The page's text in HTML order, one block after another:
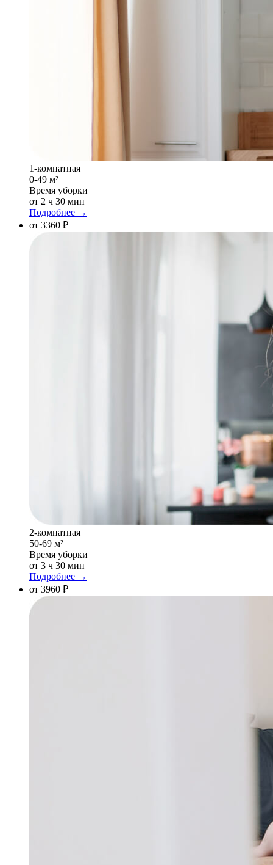
1-комнатная
0-49 м²
Время уборки
от 2 ч 30 мин
Подробнее →
от 3360 ₽
2-комнатная
50-69 м²
Время уборки
от 3 ч 30 мин
Подробнее →
от 3960 ₽